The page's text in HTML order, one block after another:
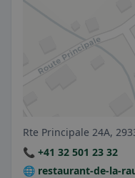
Rte Principale 24A,
📞 +41 32 501 23 32
🌐 restaurant-de-la-